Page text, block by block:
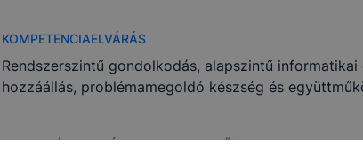
KOMPETENCIAELVÁRÁS
Rendszerszintű gondolkodás, alapszintű
hozzáállás, problémamegoldó készség és
A SZAKKÉPZETTSÉGGEL RENDELKEZŐ